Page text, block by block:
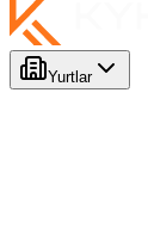
Yurtlar